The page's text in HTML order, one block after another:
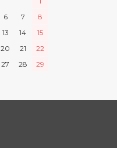
6 7
8
13 14
15
20 21
22
27 28
29